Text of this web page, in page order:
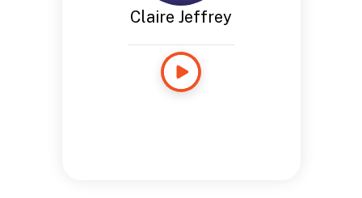
Claire Jeffrey